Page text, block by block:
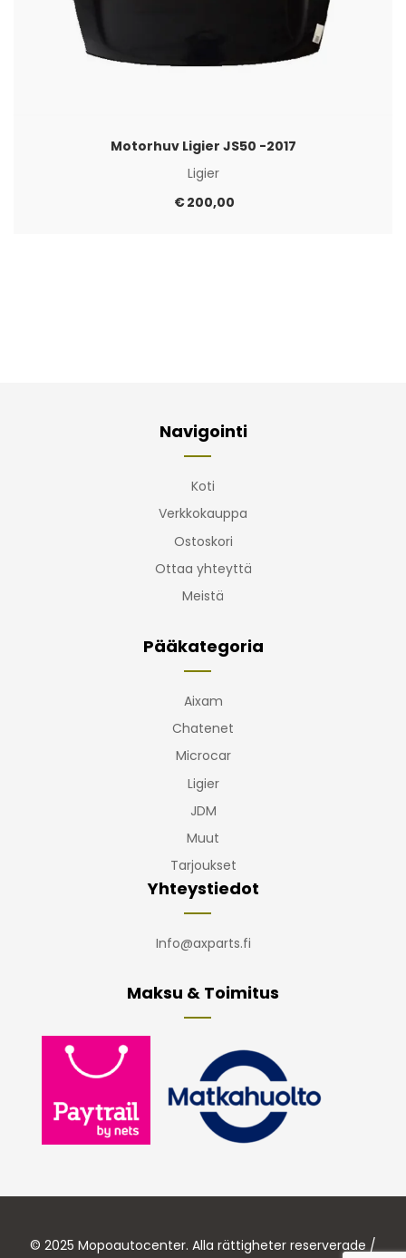
Motorhuv Ligier JS50 -2017
Ligier
€200,00
Navigointi
Koti
Verkkokauppa
Ostoskori
Ottaa yhteyttä
Meistä
Pääkategoria
Aixam
Chatenet
Microcar
Ligier
JDM
Muut
Tarjoukset
Yhteystiedot
Info@axparts.fi
Maksu & Toimitus
© 2025 Mopoautocenter. Alla rättigheter reserverade /